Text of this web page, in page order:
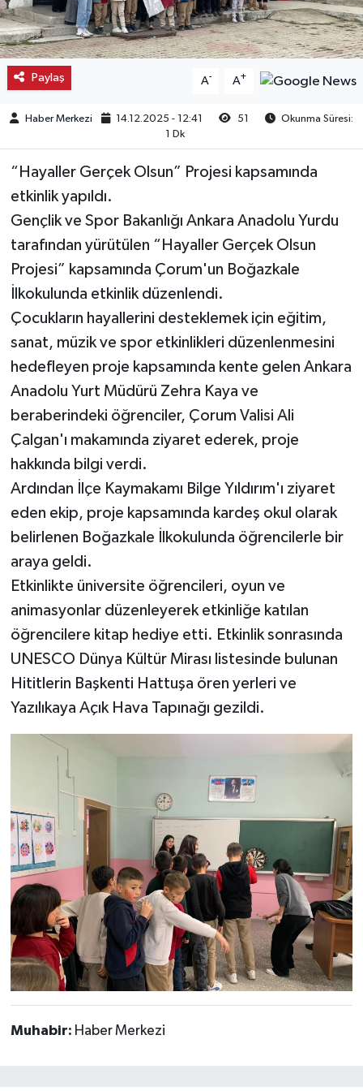
Paylaş A- A+
Haber Merkezi 14.12.2025 - 12:41 51
Okunma Süresi:
1 Dk
“Hayaller Gerçek Olsun” Projesi kapsamında
etkinlik yapıldı.
Gençlik ve Spor Bakanlığı Ankara Anadolu Yurdu
tarafından yürütülen “Hayaller Gerçek Olsun
Projesi” kapsamında Çorum'un Boğazkale
İlkokulunda etkinlik düzenlendi.
Çocukların hayallerini desteklemek için eğitim,
sanat, müzik ve spor etkinlikleri düzenlenmesini
hedefleyen proje kapsamında kente gelen Ankara
Anadolu Yurt Müdürü Zehra Kaya ve
beraberindeki öğrenciler, Çorum Valisi Ali
Çalgan'ı makamında ziyaret ederek, proje
hakkında bilgi verdi.
Ardından İlçe Kaymakamı Bilge Yıldırım'ı ziyaret
eden ekip, proje kapsamında kardeş okul olarak
belirlenen Boğazkale İlkokulunda öğrencilerle bir
araya geldi.
Etkinlikte üniversite öğrencileri, oyun ve
animasyonlar düzenleyerek etkinliğe katılan
öğrencilere kitap hediye etti. Etkinlik sonrasında
UNESCO Dünya Kültür Mirası listesinde bulunan
Hititlerin Başkenti Hattuşa ören yerleri ve
Yazılıkaya Açık Hava Tapınağı gezildi.
Muhabir: Haber Merkezi
Kargı
Laçin
Mecitözü
Oğuzlar
Ortaköy
Osmancık
Sungurlu
Uğurludağ
Sağlık